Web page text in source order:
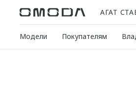
АГАТ
Модели Покупателям